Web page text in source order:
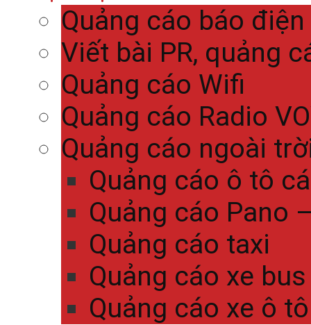
Quảng cáo báo
Viết bài PR, quảng
Quảng cáo Wifi
Quảng cáo Radio
Quảng cáo ngoài
Quảng cáo ô tô
Quảng cáo Pano
Quảng cáo taxi
Quảng cáo xe bus
Quảng cáo xe ô